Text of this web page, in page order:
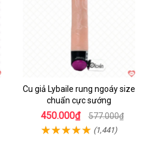
Cu giả Lybaile rung ngoáy size
chuẩn cực sướng
450.000₫ 577.000₫
(1,441)